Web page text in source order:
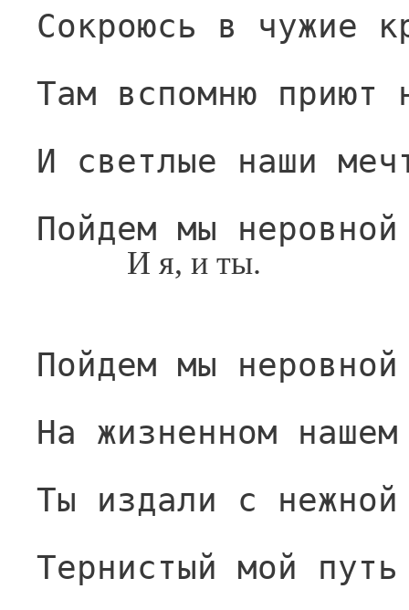
Сокроюсь в чужие
Там вспомню приют
И светлые наши
Пойдем мы
И я, и ты.
Пойдем мы
На жизненном
Ты издали с нежной
Тернистый мой